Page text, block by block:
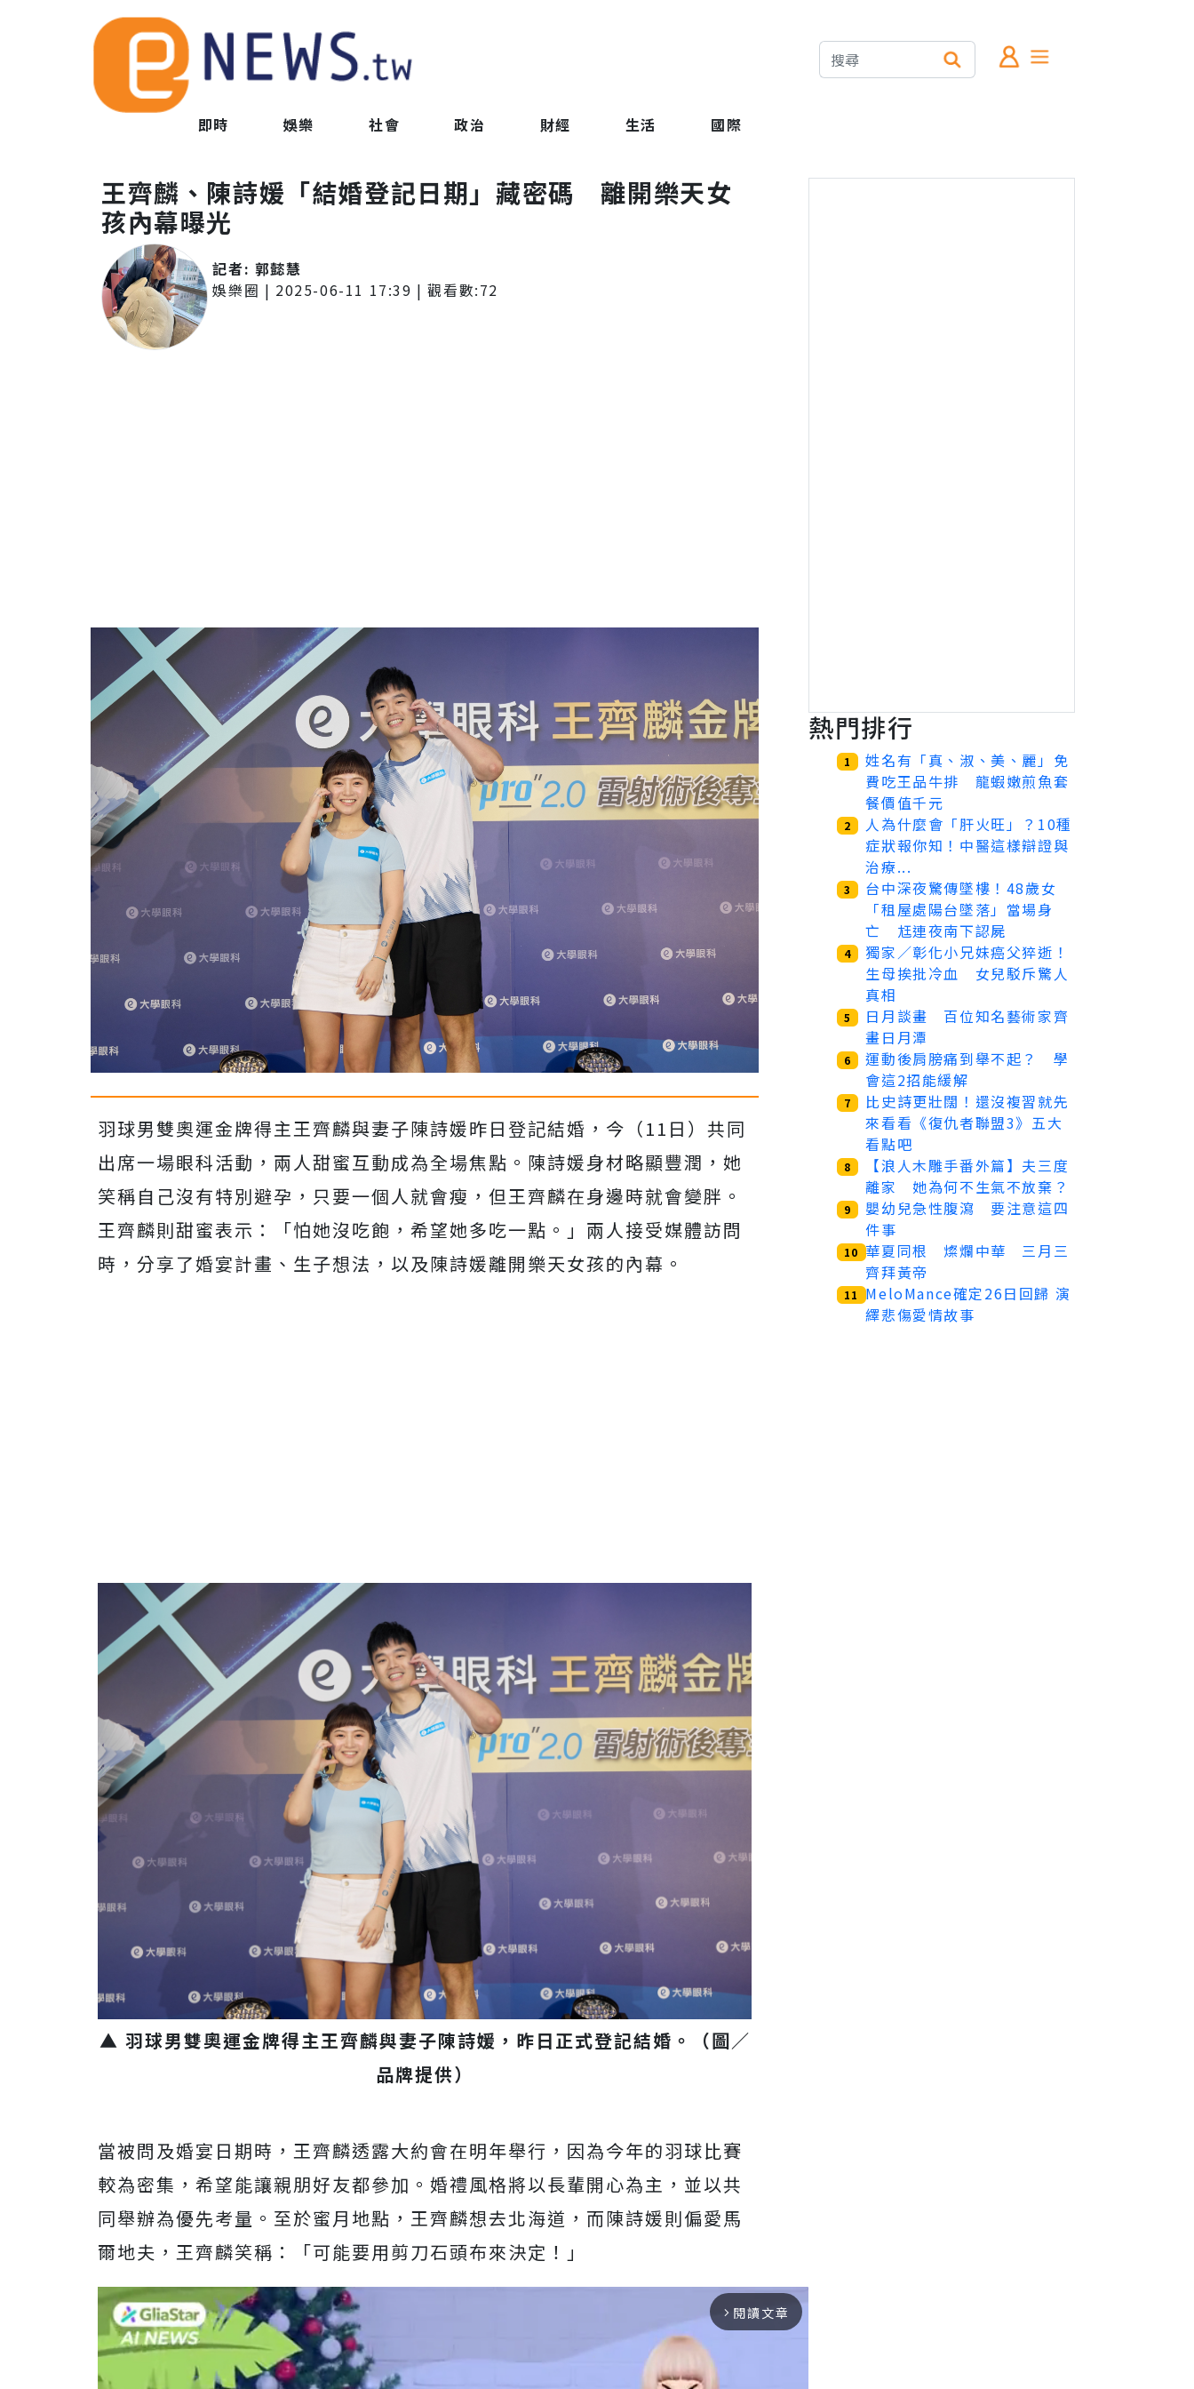
即時 娛樂 社會 政治 財經 生活 國際
王齊麟、陳詩媛「結婚登記日期」藏密碼 離開樂天女
孩內幕曝光
記者: 郭懿慧
娛樂圈 | 2025-06-11 17:39 | 觀看數:72
羽球男雙奧運金牌得主王齊麟與妻子陳詩媛昨日登記結婚，今（11日）共同
出席一場眼科活動，兩人甜蜜互動成為全場焦點。陳詩媛身材略顯豐潤，她
笑稱自己沒有特別避孕，只要一個人就會瘦，但王齊麟在身邊時就會變胖。
王齊麟則甜蜜表示：「怕她沒吃飽，希望她多吃一點。」兩人接受媒體訪問
時，分享了婚宴計畫、生子想法，以及陳詩媛離開樂天女孩的內幕。
▲ 羽球男雙奧運金牌得主王齊麟與妻子陳詩媛，昨日正式登記結婚。（圖／
品牌提供）
當被問及婚宴日期時，王齊麟透露大約會在明年舉行，因為今年的羽球比賽
較為密集，希望能讓親朋好友都參加。婚禮風格將以長輩開心為主，並以共
同舉辦為優先考量。至於蜜月地點，王齊麟想去北海道，而陳詩媛則偏愛馬
爾地夫，王齊麟笑稱：「可能要用剪刀石頭布來決定！」
arrow_forward_ios 閱讀文章
熱門排行
1
姓名有「真、淑、美、麗」免
費吃王品牛排 龍蝦嫩煎魚套
餐價值千元
2
人為什麼會「肝火旺」？10種
症狀報你知！中醫這樣辯證與
治療...
3
台中深夜驚傳墜樓！48歲女
「租屋處陽台墜落」當場身
亡 尪連夜南下認屍
4
獨家／彰化小兄妹癌父猝逝！
生母挨批冷血 女兒駁斥驚人
真相
5
日月談畫 百位知名藝術家齊
畫日月潭
6
運動後肩膀痛到舉不起？ 學
會這2招能緩解
7
比史詩更壯闊！還沒複習就先
來看看《復仇者聯盟3》五大
看點吧
8
【浪人木雕手番外篇】夫三度
離家 她為何不生氣不放棄？
9
嬰幼兒急性腹瀉 要注意這四
件事
10 華夏同根 燦爛中華 三月三
齊拜黃帝
11
MeloMance確定26日回歸 演
繹悲傷愛情故事